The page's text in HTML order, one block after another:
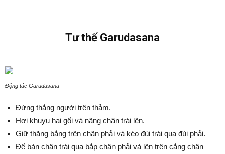
Tư thế Garudasana
Động tác Garudasana
Đứng thẳng người trên thảm.
Hơi khuỵu hai gối và nâng chân trái lên.
Giữ thăng bằng trên chân phải và kéo đùi trái qua đùi phải.
Để bàn chân trái qua bắp chân phải và lên trên cẳng chân